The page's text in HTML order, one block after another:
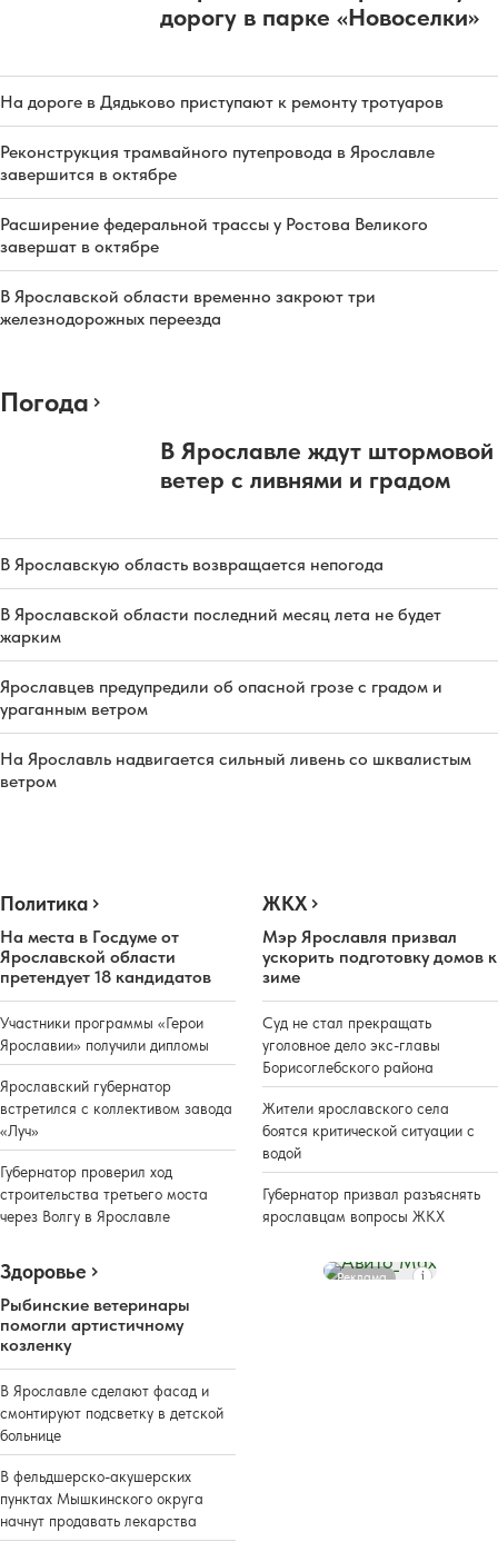
дорогу в парке «Новоселки»
На дороге в Дядьково приступают к ремонту тротуаров
Реконструкция трамвайного путепровода в Ярославле
завершится в октябре
Расширение федеральной трассы у Ростова Великого
завершат в октябре
В Ярославской области временно закроют три
железнодорожных переезда
Погода
В Ярославле ждут штормовой
ветер с ливнями и градом
В Ярославскую область возвращается непогода
В Ярославской области последний месяц лета не будет
жарким
Ярославцев предупредили об опасной грозе с градом и
ураганным ветром
На Ярославль надвигается сильный ливень со шквалистым
ветром
Политика
На места в Госдуме от
Ярославской области
претендует 18 кандидатов
Участники программы «Герои
Ярославии» получили дипломы
Ярославский губернатор
встретился с коллективом завода
«Луч»
Губернатор проверил ход
строительства третьего моста
через Волгу в Ярославле
ЖКХ
Мэр Ярославля призвал
ускорить подготовку домов к
зиме
Суд не стал прекращать
уголовное дело экс-главы
Борисоглебского района
Жители ярославского села
боятся критической ситуации с
водой
Губернатор призвал разъяснять
ярославцам вопросы ЖКХ
Здоровье
Рыбинские ветеринары
помогли артистичному
козленку
В Ярославле сделают фасад и
смонтируют подсветку в детской
больнице
В фельдшерско-акушерских
пунктах Мышкинского округа
начнут продавать лекарства
Реклама